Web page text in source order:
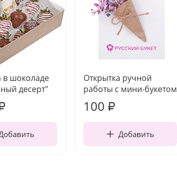
в шоколаде
десерт"
Открытка ручной
работы с мини-букетом
100 ₽
Добавить